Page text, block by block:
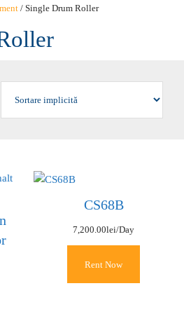
/ Single Drum Roller
CS68B
7,200.00lei/Day
Rent Now